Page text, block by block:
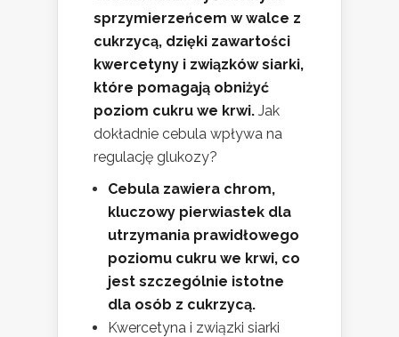
sprzymierzeńcem w walce z
cukrzycą, dzięki zawartości
kwercetyny i związków siarki,
które pomagają obniżyć
poziom cukru we krwi. Jak
dokładnie cebula wpływa na
regulację glukozy?
Cebula zawiera chrom,
kluczowy pierwiastek dla
utrzymania prawidłowego
poziomu cukru we krwi, co
jest szczególnie istotne
dla osób z cukrzycą.
Kwercetyna i związki siarki